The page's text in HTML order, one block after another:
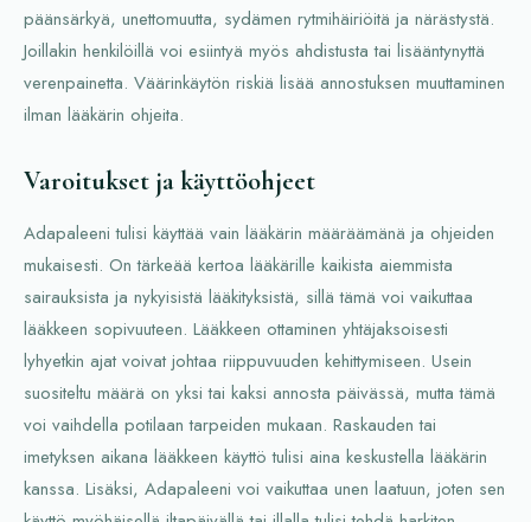
päänsärkyä, unettomuutta, sydämen rytmihäiriöitä ja närästystä.
Joillakin henkilöillä voi esiintyä myös ahdistusta tai lisääntynyttä
verenpainetta. Väärinkäytön riskiä lisää annostuksen muuttaminen
ilman lääkärin ohjeita.
Varoitukset ja käyttöohjeet
Adapaleeni tulisi käyttää vain lääkärin määräämänä ja ohjeiden
mukaisesti. On tärkeää kertoa lääkärille kaikista aiemmista
sairauksista ja nykyisistä lääkityksistä, sillä tämä voi vaikuttaa
lääkkeen sopivuuteen. Lääkkeen ottaminen yhtäjaksoisesti
lyhyetkin ajat voivat johtaa riippuvuuden kehittymiseen. Usein
suositeltu määrä on yksi tai kaksi annosta päivässä, mutta tämä
voi vaihdella potilaan tarpeiden mukaan. Raskauden tai
imetyksen aikana lääkkeen käyttö tulisi aina keskustella lääkärin
kanssa. Lisäksi, Adapaleeni voi vaikuttaa unen laatuun, joten sen